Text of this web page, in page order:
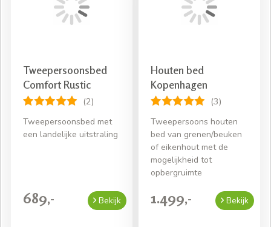
Tweepersoonsbed
Comfort Rustic
(2)
Tweepersoonsbed met
een landelijke uitstraling
689,- Bekijk
Houten bed
Kopenhagen
(3)
Tweepersoons houten
bed van grenen/beuken
of eikenhout met de
mogelijkheid tot
opbergruimte
1.499,- Bekijk